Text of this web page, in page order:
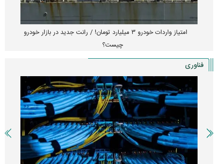
امتیاز واردات خودرو ۳ میلیارد تومان! / رانت جدید در بازار خودرو
چیست؟
فناوری